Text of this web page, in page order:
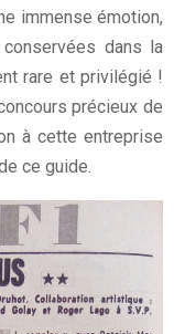
immense émotion,
dans la
rare et privilégié !
précieux de
à cette entreprise
ce guide.